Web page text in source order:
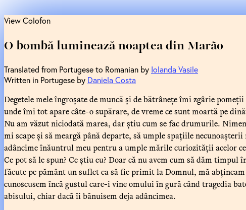
View Colofon
O bombă luminează noaptea din Marão
Translated from Portugese to Romanian by Iolanda Vasile
Written in Portugese by Daniela Costa
Degetele mele îngroșate de muncă și de bătrânețe îmi zgârie
unde îmi tot apare câte-o supărare, de vreme ce sunt moartă pe
Nu am văzut niciodată marea, dar știu cum se fac drumurile.
mi scape și să meargă până departe, să umple spațiile
adâncime înăuntrul meu pentru a umple mările curiozității acelor
Ce pot să le spun? Ce știu eu? Doar că nu avem cum să dăm
făcute pe pământ un suflet ca să fie primit la Domnul, mă
cunoscusem încă gustul care-i vine omului în gură când tragedia
abisului, chiar dacă îi bănuisem deja adâncimea.